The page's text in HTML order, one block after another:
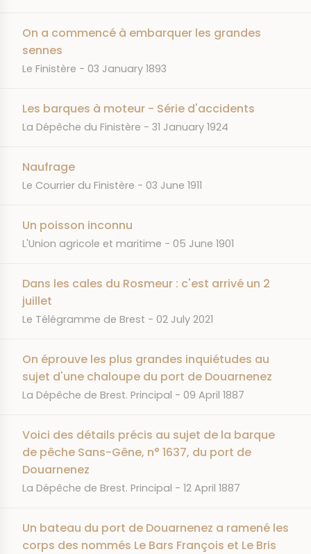
On a commencé à embarquer les grandes
sennes
JOURNAL
Le Finistère DATE
03 January 1893
Les barques à moteur - Série d'accidents
JOURNAL
La Dépêche du Finistère DATE
31 January 1924
Naufrage
JOURNAL
Le Courrier du Finistère DATE
03 June 1911
Un poisson inconnu
JOURNAL
L'Union agricole et maritime DATE
05 June 1901
Dans les cales du Rosmeur : c'est arrivé un 2
juillet
JOURNAL
Le Télégramme de Brest DATE
02 July 2021
On éprouve les plus grandes inquiétudes au
sujet d'une chaloupe du port de Douarnenez
JOURNAL
La Dépêche de Brest. Principal DATE
09 April 1887
Voici des détails précis au sujet de la barque
de pêche Sans-Gêne, n° 1637, du port de
Douarnenez
JOURNAL
La Dépêche de Brest. Principal DATE
12 April 1887
Un bateau du port de Douarnenez a ramené les
corps des nommés Le Bars François et Le Bris